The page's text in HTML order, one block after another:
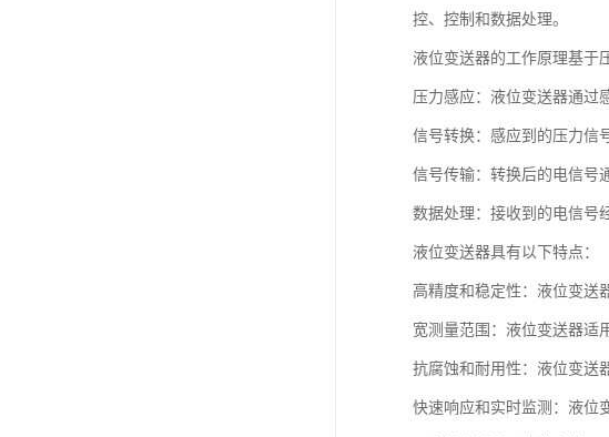
控、控制和数据处理。
液位变送器的工作原理基于
压力感应：液位变送器通过
信号转换：感应到的压力信
信号传输：转换后的电信号
数据处理：接收到的电信号
液位变送器具有以下特点：
高精度和稳定性：液位变送
宽测量范围：液位变送器适
抗腐蚀和耐用性：液位变送
快速响应和实时监测：液位